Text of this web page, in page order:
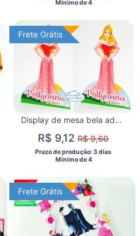
  Mínimo de 4
Frete Grátis
Frete Grátis
Display de mesa bela adormecida
R$ 9,12R$ 9,60
Prazo de produção: 3 dias
  Mínimo de 4
Frete Grátis
Frete Grátis